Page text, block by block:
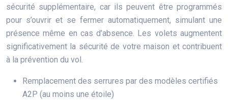
sécurité supplémentaire, car ils peuvent être programmés
pour s’ouvrir et se fermer automatiquement, simulant une
présence même en cas d’absence. Les volets augmentent
significativement la sécurité de votre maison et contribuent
à la prévention du vol.
Remplacement des serrures par des modèles certifiés
A2P (au moins une étoile)